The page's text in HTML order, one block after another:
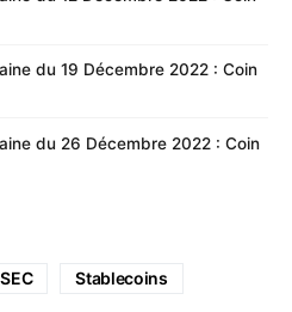
du 19 Décembre 2022 : Coin
du 26 Décembre 2022 : Coin
SEC Stablecoins